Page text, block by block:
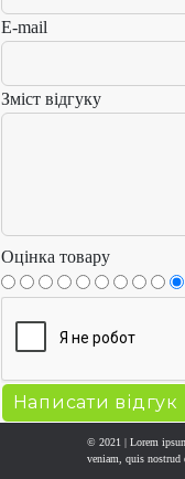
E-mail
Зміст відгуку
Оцінка товару
© 2021 | Lorem
veniam, quis nostrud